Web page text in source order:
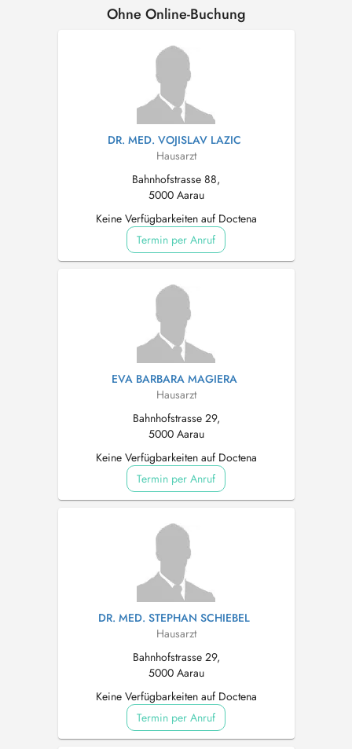
Ohne Online-Buchung
DR. MED. VOJISLAV LAZIC
Hausarzt
Bahnhofstrasse 88,
5000 Aarau
Keine Verfügbarkeiten auf Doctena
Termin per Anruf
EVA BARBARA MAGIERA
Hausarzt
Bahnhofstrasse 29,
5000 Aarau
Keine Verfügbarkeiten auf Doctena
Termin per Anruf
DR. MED. STEPHAN SCHIEBEL
Hausarzt
Bahnhofstrasse 29,
5000 Aarau
Keine Verfügbarkeiten auf Doctena
Termin per Anruf